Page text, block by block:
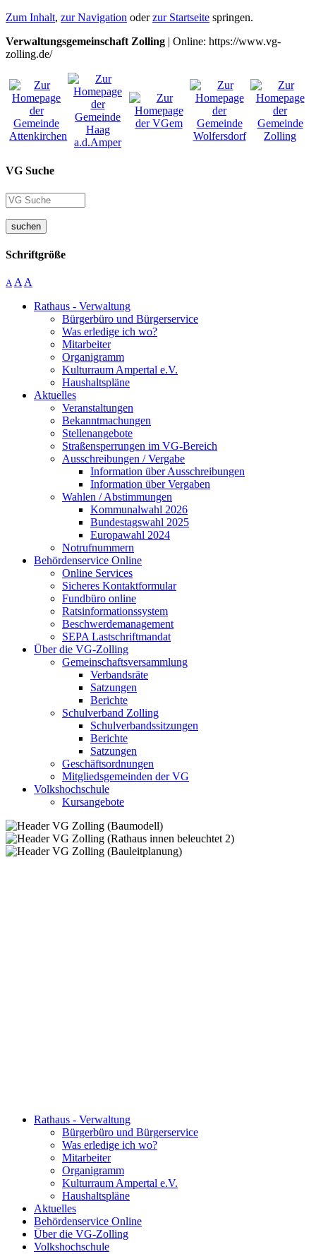
Zum Inhalt, zur Navigation oderzur Startseite springen.
Verwaltungsgemeinschaft Zolling | Online: https://www.vg-
zolling.de/
VG Suche
suchen
Schriftgröße
A A A
Rathaus - Verwaltung
Bürgerbüro und Bürgerservice
Was erledige ich wo?
Mitarbeiter
Organigramm
Kulturraum Ampertal e.V.
Haushaltspläne
Aktuelles
Veranstaltungen
Bekanntmachungen
Stellenangebote
Straßensperrungen im VG-Bereich
Ausschreibungen / Vergabe
Information über Ausschreibungen
Information über Vergaben
Wahlen / Abstimmungen
Kommunalwahl 2026
Bundestagswahl 2025
Europawahl 2024
Notrufnummern
Behördenservice Online
Online Services
Sicheres Kontaktformular
Fundbüro online
Ratsinformationssystem
Beschwerdemanagement
SEPA Lastschriftmandat
Über die VG-Zolling
Gemeinschaftsversammlung
Verbandsräte
Satzungen
Berichte
Schulverband Zolling
Schulverbandssitzungen
Berichte
Satzungen
Geschäftsordnungen
Mitgliedsgemeinden der VG
Volkshochschule
Kursangebote
Rathaus - Verwaltung
Bürgerbüro und Bürgerservice
Was erledige ich wo?
Mitarbeiter
Organigramm
Kulturraum Ampertal e.V.
Haushaltspläne
Aktuelles
Behördenservice Online
Über die VG-Zolling
Volkshochschule